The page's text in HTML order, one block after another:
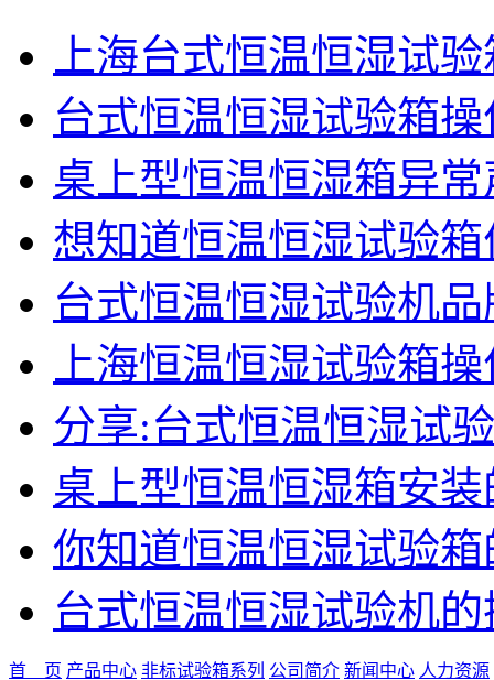
上海台式恒温恒湿试
台式恒温恒湿试验箱
桌上型恒温恒湿箱异
想知道恒温恒湿试验
台式恒温恒湿试验机
上海恒温恒湿试验箱
分享:台式恒温恒湿试
桌上型恒温恒湿箱安
你知道恒温恒湿试验
台式恒温恒湿试验机
首 页 产品中心 非标试验箱系列 公司简介 新闻中心 人力资源